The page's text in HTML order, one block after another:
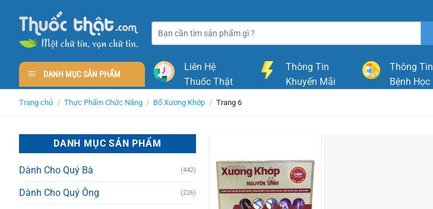
content
kiếm:
DANH MỤC SẢN PHẨM
Liên Hệ
Thuốc Thật
Thông Tin
Khuyến Mãi
Thông Tin
Bệnh Học
Trang chủ / Thực Phẩm Chức Năng / Bổ Xương Khớp / Trang 6
DANH MỤC SẢN PHẨM
Dành Cho Quý Bà (442)
Dành Cho Quý Ông (226)